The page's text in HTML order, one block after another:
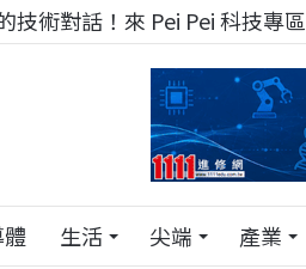
技術對話！來 Pei Pei 科技專
生活 尖端 產業